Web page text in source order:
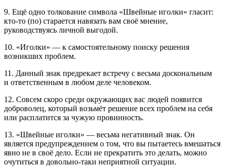
9. Ещё одно толкование символа «Швейные иголки» гласит:
кто-то (по) старается навязать вам своё мнение,
руководствуясь личной выгодой.
10. «Иголки» — к самостоятельному поиску решения
возникших проблем.
11. Данный знак предрекает встречу с весьма доскональным
и ответственным в любом деле человеком.
12. Совсем скоро среди окружающих вас людей появится
доброволец, который возьмёт решение всех проблем на себя
или расплатится за чужую провинность.
13. «Швейные иголки» — весьма негативный знак. Он
является предупреждением о том, что вы пытаетесь вмешаться
явно не в своё дело. Если не прекратить это делать, можно
очутиться в довольно-таки неприятной ситуации.